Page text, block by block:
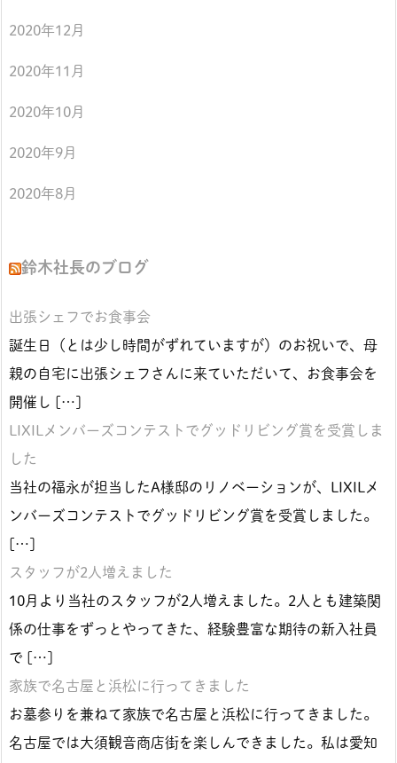
2020年12月
2020年11月
2020年10月
2020年9月
2020年8月
鈴木社長のブログ
出張シェフでお食事会
誕生日（とは少し時間がずれていますが）のお祝いで、母
親の自宅に出張シェフさんに来ていただいて、お食事会を
開催し […]
LIXILメンバーズコンテストでグッドリビング賞を受賞しま
した
当社の福永が担当したA様邸のリノベーションが、LIXILメ
ンバーズコンテストでグッドリビング賞を受賞しました。
[…]
スタッフが2人増えました
10月より当社のスタッフが2人増えました。2人とも建築関
係の仕事をずっとやってきた、経験豊富な期待の新入社員
で […]
家族で名古屋と浜松に行ってきました
お墓参りを兼ねて家族で名古屋と浜松に行ってきました。
名古屋では大須観音商店街を楽しんできました。私は愛知